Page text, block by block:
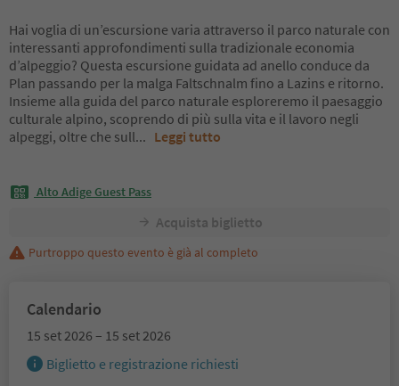
Hai voglia di un’escursione varia attraverso il parco naturale con
interessanti approfondimenti sulla tradizionale economia
d’alpeggio? Questa escursione guidata ad anello conduce da
Plan passando per la malga Faltschnalm fino a Lazins e ritorno.
Insieme alla guida del parco naturale esploreremo il paesaggio
culturale alpino, scoprendo di più sulla vita e il lavoro negli
alpeggi, oltre che sull... Leggi tutto
Alto Adige Guest Pass
Acquista biglietto
Purtroppo questo evento è già al completo
Calendario
15 set 2026 – 15 set 2026
Biglietto e registrazione richiesti